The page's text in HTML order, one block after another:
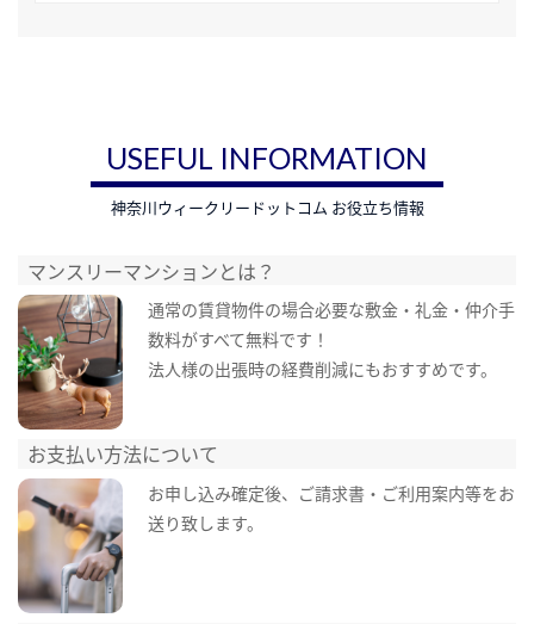
USEFUL INFORMATION
神奈川ウィークリードットコム お役立ち情報
マンスリーマンションとは？
通常の賃貸物件の場合必要な敷金・礼金・仲介手
数料がすべて無料です！
法人様の出張時の経費削減にもおすすめです。
お支払い方法について
お申し込み確定後、ご請求書・ご利用案内等をお
送り致します。